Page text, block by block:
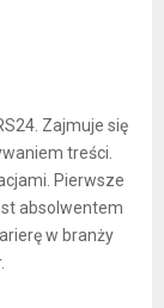
Zajmuje się
treści.
Pierwsze
absolwentem
w branży